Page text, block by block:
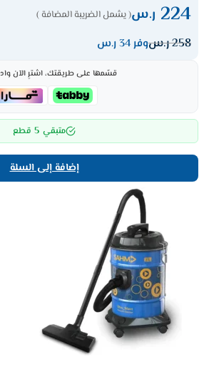
224 ر.س( يشمل الضريبة المضافة )
258ر.سوفر 34 ر.س
قسّمها على طريقتك، اشترِ الآن
متبقي 5 قطع
إضافة إلى السلة